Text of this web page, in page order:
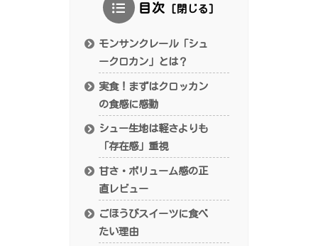
目次
モンサンクレール「シュ
ークロカン」とは？
実食！まずはクロッカン
の食感に感動
シュー生地は軽さよりも
「存在感」重視
甘さ・ボリューム感の正
直レビュー
ごほうびスイーツに食べ
たい理由